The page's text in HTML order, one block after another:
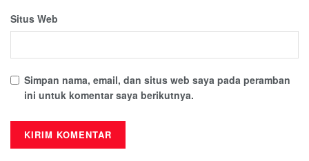
Situs Web
Simpan nama, email, dan situs web saya pada peramban
ini untuk komentar saya berikutnya.